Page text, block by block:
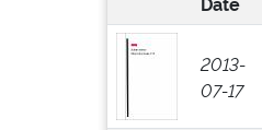
2013-
07-17